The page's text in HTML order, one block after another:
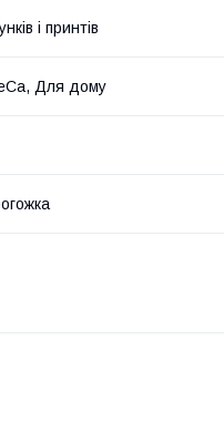
і принтів
Для дому